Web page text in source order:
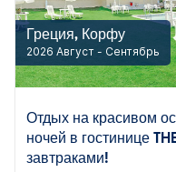
Греция, Корфу
2026 Август - Сентябрь
Отдых на красивом
ночей в гостинице
завтраками!